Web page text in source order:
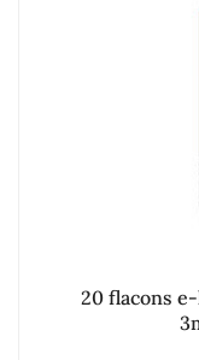
20 flacons